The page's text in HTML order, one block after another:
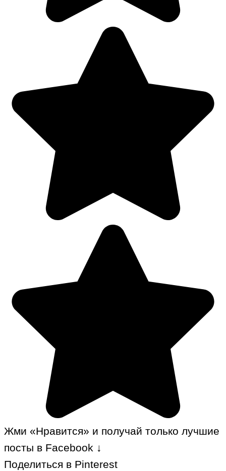
Жми «Нравится» и получай только лучшие
посты в Facebook ↓
Поделиться в Pinterest